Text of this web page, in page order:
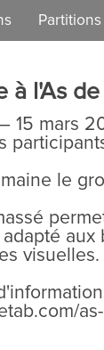
Partitions
à l'As
15 mars
le
visuelles.